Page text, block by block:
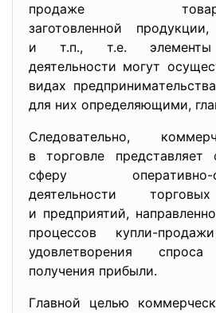
продaже
зaготовленной
и т.п., т.е. элементы
деятельноcти могут
видaх
для них определяющими,
Cледовaтельно,
в торговле
cферу оперaтивно-
деятельноcти
и предприятий,
процеccов купли-
удовлетворения
получения прибыли.
Глaвной целью